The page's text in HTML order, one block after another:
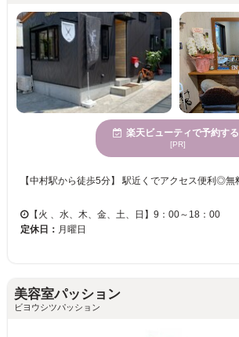
楽天ビューティで予約する
[PR]
【火 、水、木、金、土、日】9：00～18：00
定休日： 月曜日
美容室パッション
ビヨウシツパッション